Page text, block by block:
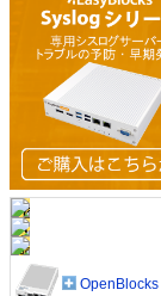
OpenBlocks